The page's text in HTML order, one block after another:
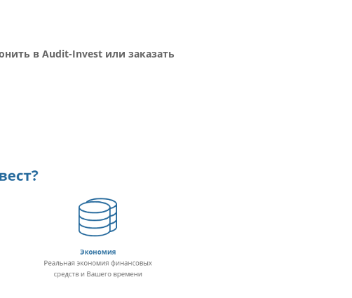
в Audit-Invest или заказать